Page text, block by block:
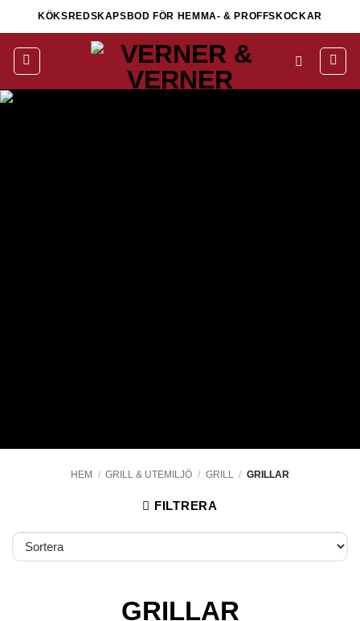
to
content
KÖKSREDSKAPSBOD FÖR HEMMA- & PROFFSKOCKAR
HEM / GRILL & UTEMILJÖ / GRILL / GRILLAR
FILTRERA
GRILLAR